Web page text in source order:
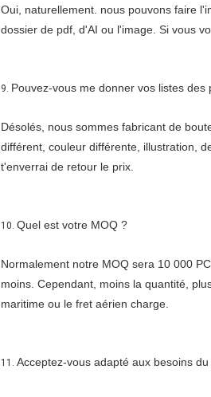
Oui, naturellement. nous pouvons faire
dossier de pdf, d'AI ou l'image. Si vous
9. Pouvez-vous me donner vos listes des
Désolés, nous sommes fabricant de
différent, couleur différente, illustration,
t'enverrai de retour le prix.
10. Quel est votre MOQ ?
Normalement notre MOQ sera 10 000
moins. Cependant, moins la quantité,
maritime ou le fret aérien charge.
11. Acceptez-vous adapté aux besoins